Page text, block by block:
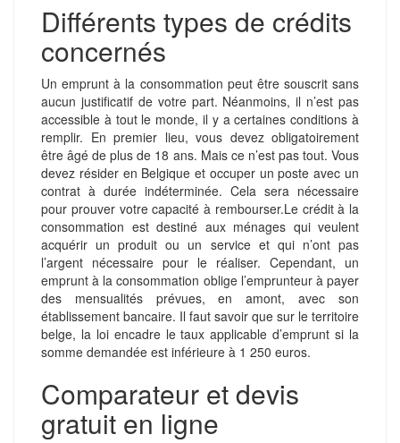
Différents types de crédits
concernés
Un emprunt à la consommation peut être souscrit sans
aucun justificatif de votre part. Néanmoins, il n’est pas
accessible à tout le monde, il y a certaines conditions à
remplir. En premier lieu, vous devez obligatoirement
être âgé de plus de 18 ans. Mais ce n’est pas tout. Vous
devez résider en Belgique et occuper un poste avec un
contrat à durée indéterminée. Cela sera nécessaire
pour prouver votre capacité à rembourser.Le crédit à la
consommation est destiné aux ménages qui veulent
acquérir un produit ou un service et qui n’ont pas
l’argent nécessaire pour le réaliser. Cependant, un
emprunt à la consommation oblige l’emprunteur à payer
des mensualités prévues, en amont, avec son
établissement bancaire. Il faut savoir que sur le territoire
belge, la loi encadre le taux applicable d’emprunt si la
somme demandée est inférieure à 1 250 euros.
Comparateur et devis
gratuit en ligne